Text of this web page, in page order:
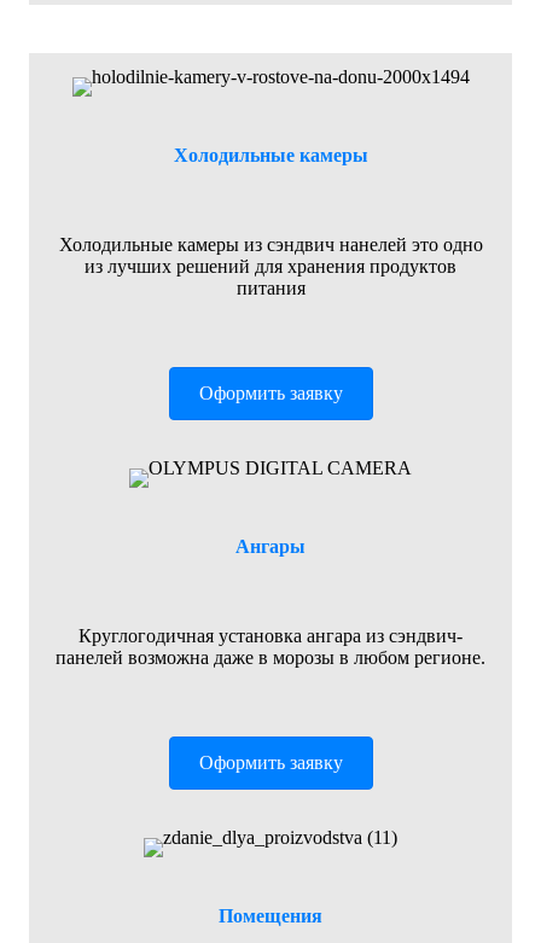
Холодильные камеры
Холодильные камеры из сэндвич нанелей это одно
из лучших решений для хранения продуктов
питания
Оформить заявку
Ангары
Круглогодичная установка ангара из сэндвич-
панелей возможна даже в морозы в любом регионе.
Оформить заявку
Помещения